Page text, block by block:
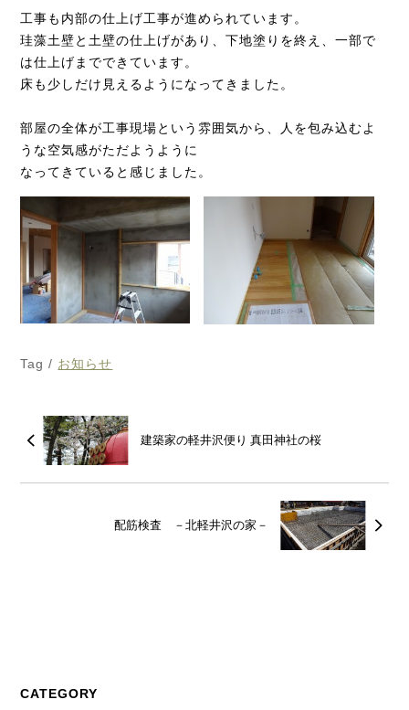
工事も内部の仕上げ工事が進められています。
珪藻土壁と土壁の仕上げがあり、下地塗りを終え、一部で
は仕上げまでできています。
床も少しだけ見えるようになってきました。
部屋の全体が工事現場という雰囲気から、人を包み込むよ
うな空気感がただようように
なってきていると感じました。
Tag / お知らせ
建築家の軽井沢便り 真田神社の桜
配筋検査 －北軽井沢の家－
CATEGORY